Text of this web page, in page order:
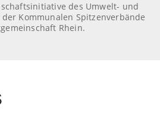
des Umwelt- und
Kommunalen Spitzenverbände
Rhein.